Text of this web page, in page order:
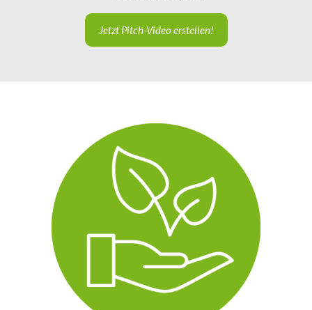
Jetzt Pitch-Video erstellen!